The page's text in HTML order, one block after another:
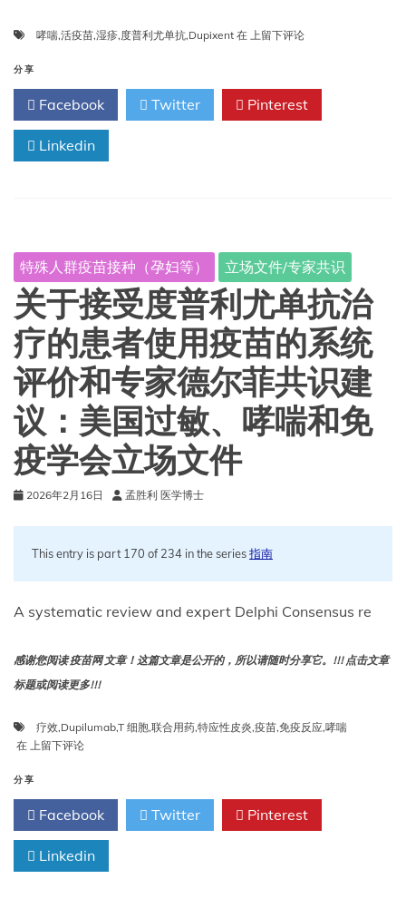
哮喘,活疫苗,湿疹,度普利尤单抗,Dupixent 在 度
尤
单
抗
（如
麻
疹
腮
腺
炎
风
疹
联
合
疫
苗）
用
上留下评论
分享
Facebook Twitter Pinterest
Linkedin
特殊人群疫苗接种（孕妇等） 立场文件/专家共识
关于接受度普利尤单抗治
疗的患者使用疫苗的系统
评价和专家德尔菲共识建
议：美国过敏、哮喘和免
疫学会立场文件
2026年2月16日 孟胜利 医学博士
This entry is part 170 of 234 in the series指南
A systematic review and expert Delphi Consensus re
感谢您阅读 疫苗网 文章！这篇文章是公开的，所以请随时分享它。!!! 点击文章
标题或阅读更多!!!
疗效,Dupilumab,T 细胞,联合用药,特应性皮炎,疫苗,免疫反应,哮喘
在 关
接
受
度
普
利
尤
上留下评论
分享
Facebook Twitter Pinterest
Linkedin